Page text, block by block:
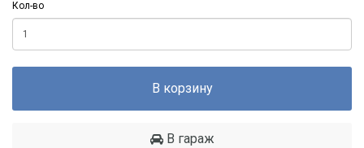
Кол-во
В корзину
В гараж